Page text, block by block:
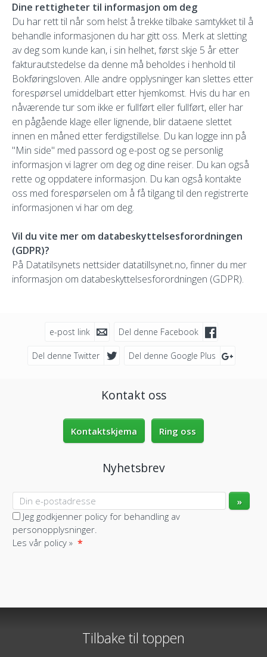
Dine rettigheter til informasjon om deg
Du har rett til når som helst å trekke tilbake samtykket til å
behandle informasjonen du har gitt oss. Merk at sletting
av deg som kunde kan, i sin helhet, først skje 5 år etter
fakturautstedelse da denne må beholdes i henhold til
Bokføringsloven. Alle andre opplysninger kan slettes etter
forespørsel umiddelbart etter hjemkomst. Hvis du har en
nåværende tur som ikke er fullført eller fullført, eller har
en pågående klage eller lignende, blir dataene slettet
innen en måned etter ferdigstillelse. Du kan logge inn på
"Min side" med passord og e-post og se personlig
informasjon vi lagrer om deg og dine reiser. Du kan også
rette og oppdatere informasjon. Du kan også kontakte
oss med forespørselen om å få tilgang til den registrerte
informasjonen vi har om deg.
Vil du vite mer om databeskyttelsesforordningen
(GDPR)?
På Datatilsynets nettsider datatillsynet.no, finner du mer
informasjon om databeskyttelsesforordningen (GDPR).
e-post link Del denne Facebook
Del denne Twitter Del denne Google Plus
Kontakt oss
Kontaktskjema Ring oss
Nyhetsbrev
Jeg godkjenner policy for behandling av
personopplysninger.
Les vår policy » *
Telefon22114444
Tilbake til toppen